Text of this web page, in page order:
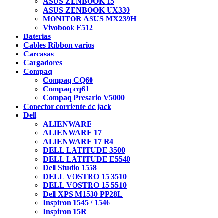
ASUS ZENBOOK UX330
MONITOR ASUS MX239H
Vivobook F512
Baterias
Cables Ribbon varios
Carcasas
Cargadores
Compaq
Compaq CQ60
Compaq cq61
Compaq Presario V5000
Conector corriente dc jack
Dell
ALIENWARE
ALIENWARE 17
ALIENWARE 17 R4
DELL LATITUDE 3500
DELL LATITUDE E5540
Dell Studio 1558
DELL VOSTRO 15 3510
DELL VOSTRO 15 5510
Dell XPS M1530 PP28L
Inspiron 1545 / 1546
Inspiron 15R